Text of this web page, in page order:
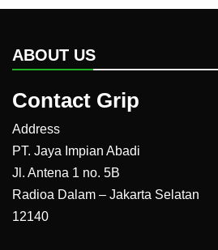
ABOUT US
Contact Grip
Address
PT. Jaya Impian Abadi
Jl. Antena 1 no. 5B
Radioa Dalam – Jakarta Selatan
12140